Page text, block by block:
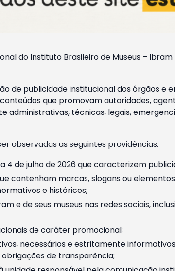
do Instituto Brasileiro de Museus –
de publicidade institucional dos órgãos e
que promovam autoridades,
técnicas, legais,
observadas as seguintes providências:
de julho de 2026 que caracterizem
contenham marcas, slogans ou
e históricos;
e de seus museus nas redes sociais,
de caráter promocional;
necessários e estritamente
de transparência;